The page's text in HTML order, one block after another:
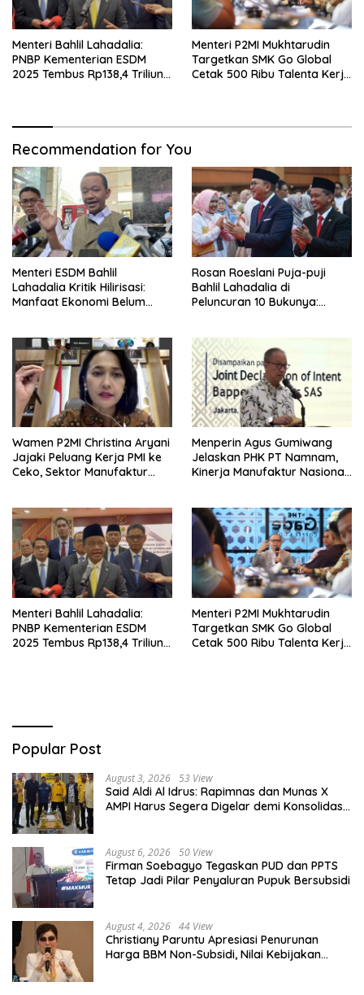
Menteri Bahlil Lahadalia:
PNBP Kementerian ESDM
2025 Tembus Rp138,4 Triliun,
Menteri P2MI Mukhtarudin
Targetkan SMK Go Global
Cetak 500 Ribu Talenta Kerja
Recommendation for You
Menteri ESDM Bahlil
Lahadalia Kritik Hilirisasi:
Manfaat Ekonomi Belum
Rosan Roeslani Puja-puji
Bahlil Lahadalia di
Peluncuran 10 Bukunya:
Wamen P2MI Christina Aryani
Jajaki Peluang Kerja PMI ke
Ceko, Sektor Manufaktur
Menperin Agus Gumiwang
Jelaskan PHK PT Namnam,
Kinerja Manufaktur Nasional
Menteri Bahlil Lahadalia:
PNBP Kementerian ESDM
2025 Tembus Rp138,4 Triliun,
Menteri P2MI Mukhtarudin
Targetkan SMK Go Global
Cetak 500 Ribu Talenta Kerja
Popular Post
August 3, 2026 53 View
Said Aldi Al Idrus: Rapimnas dan Munas X
AMPI Harus Segera Digelar demi Konsolidasi
August 6, 2026 50 View
Firman Soebagyo Tegaskan PUD dan PPTS
Tetap Jadi Pilar Penyaluran Pupuk Bersubsidi
August 4, 2026 44 View
Christiany Paruntu Apresiasi Penurunan
Harga BBM Non-Subsidi, Nilai Kebijakan